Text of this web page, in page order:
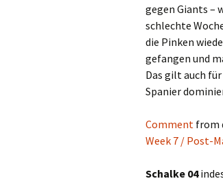
gegen Giants –
schlechte
die Pinken
gefangen und
Das gilt auch
Spanier
Comment from
Week 7 / Post-
Schalke 04